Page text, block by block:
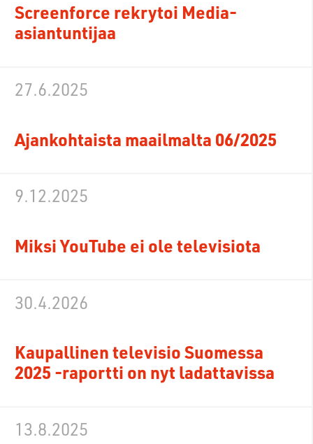
Screenforce rekrytoi Media-
asiantuntijaa
Ajankohtaista maailmalta 06/2025
27.6.2025
Miksi YouTube ei ole televisiota
9.12.2025
Kaupallinen televisio Suomessa
2025 -raportti on nyt ladattavissa
30.4.2026
13.8.2025